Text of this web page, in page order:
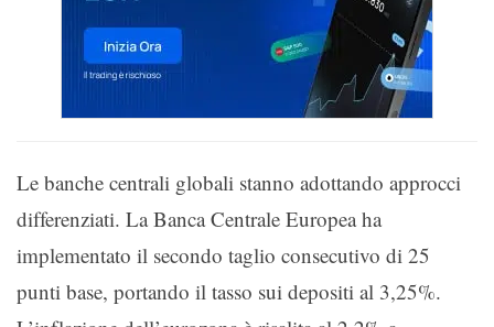
Le banche centrali globali stanno adottando approcci
differenziati. La Banca Centrale Europea ha
implementato il secondo taglio consecutivo di 25
punti base, portando il tasso sui depositi al 3,25%.